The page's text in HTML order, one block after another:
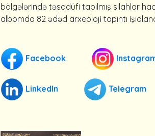
bölgələrində təsadüfi tapılmış silahlar
albomda 82 ədəd arxeoloji tapıntı
Facebook
LinkedIn Telegram